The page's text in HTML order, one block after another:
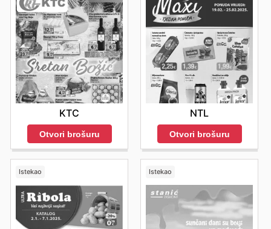
KTC
Otvori brošuru
NTL
Otvori brošuru
Istekao Istekao